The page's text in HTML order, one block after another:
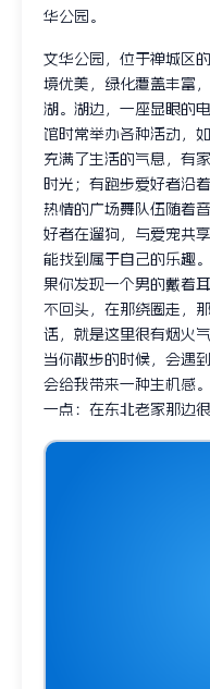
华公园。
文华公园，位于禅城区
境优美，绿化覆盖丰富
湖。湖边，一座显眼的
馆时常举办各种活动，
充满了生活的气息，有
时光；有跑步爱好者沿
热情的广场舞队伍随着
好者在遛狗，与爱宠共
能找到属于自己的乐趣
果你发现一个男的戴着
不回头，在那绕圈走，
话，就是这里很有烟火
当你散步的时候，会遇
会给我带来一种生机感
一点：在东北老家那边